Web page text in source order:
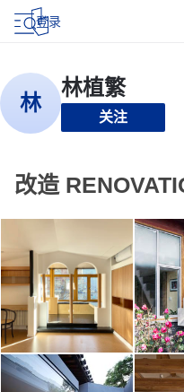
登录
关注
改造